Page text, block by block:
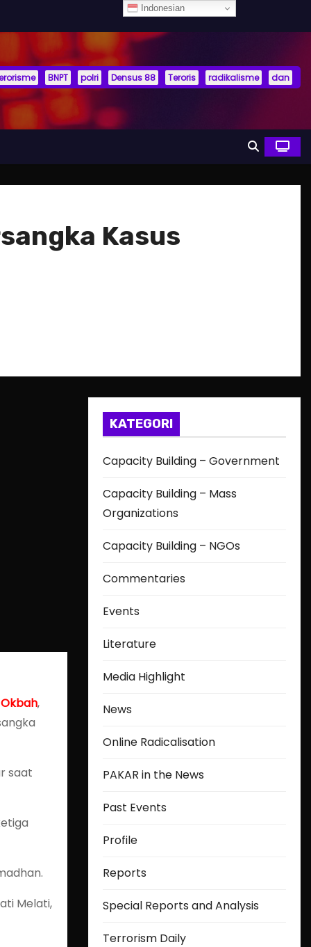
BNPT polri Densus 88 Teroris radikalisme dan
Kasus
,
saat
Melati,
KATEGORI
Capacity Building – Government
Capacity Building – Mass
Organizations
Capacity Building – NGOs
Commentaries
Events
Literature
Media Highlight
News
Online Radicalisation
PAKAR in the News
Past Events
Profile
Reports
Special Reports and Analysis
Terrorism Daily
Indonesian